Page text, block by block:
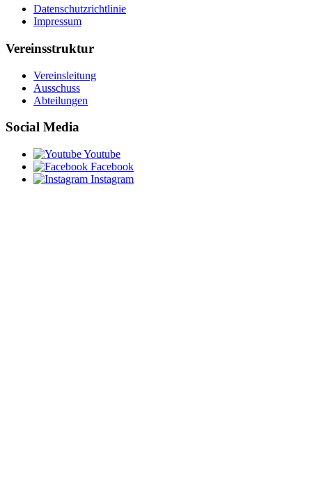
Datenschutzrichtlinie
Impressum
Vereinsstruktur
Vereinsleitung
Ausschuss
Abteilungen
Social Media
Youtube
Facebook
Instagram